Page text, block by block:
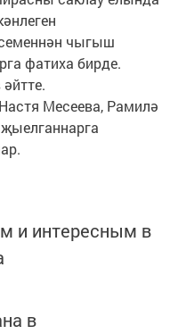
чыгыш
фатиха бирде.
Месеева, Рамилә
и интересным в
в